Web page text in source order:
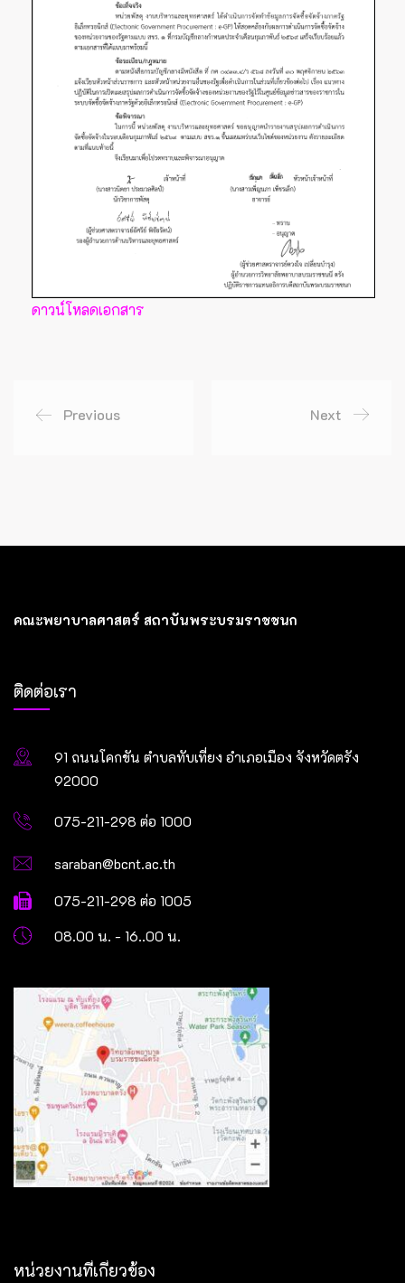
ดาวน์โหลดเอกสาร
Previous Next
คณะพยาบาลศาสตร์ สถาบันพระบรมราชชนก
ติดต่อเรา
91 ถนนโคกขัน ตำบลทับเที่ยง อำเภอเมือง จังหวัดตรัง
92000
075-211-298 ต่อ 1000
saraban@bcnt.ac.th
075-211-298 ต่อ 1005
08.00 น. - 16..00 น.
หน่วยงานที่เกี่ยวข้อง